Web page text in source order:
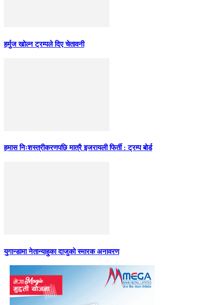
हर्मुज खोल्न ट्रम्पले दिए चेतावनी
हमास निःशस्त्रीकरणपछि मात्रै इजरायली फिर्ती : ट्रम्प बोर्ड
युगान्डामा नेतान्याहुका दाजुको स्मारक अनावरण